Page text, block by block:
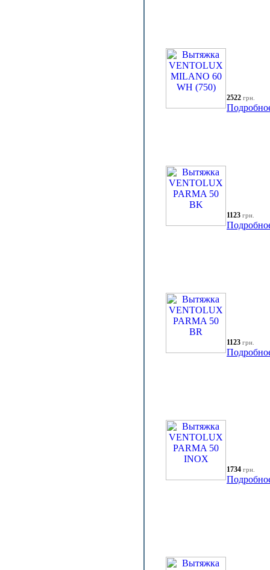
2522 грн.
1123 грн.
1123 грн.
1734 грн.